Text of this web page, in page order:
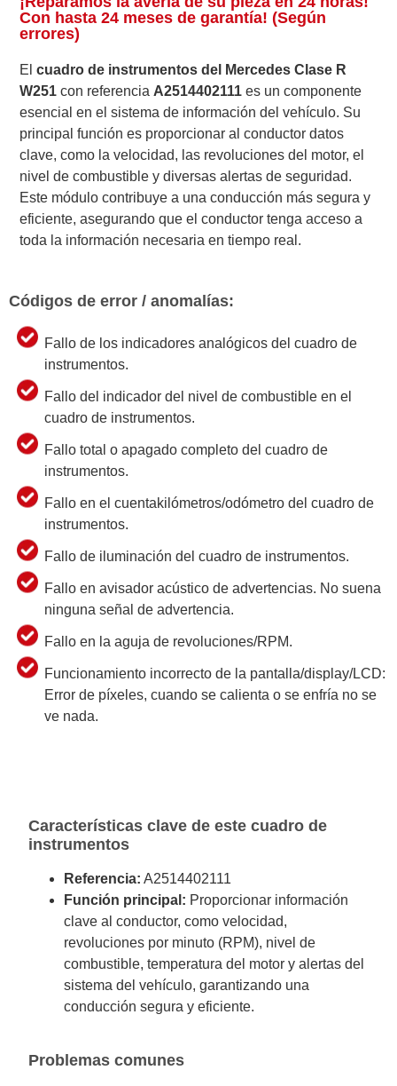
Con hasta 24 meses de garantía! (Según
errores)
Elcuadro de instrumentos del Mercedes Clase R
W251con referencia A2514402111 es un componente
esencial en el sistema de información del vehículo. Su
principal función es proporcionar al conductor datos
clave, como la velocidad, las revoluciones del motor, el
nivel de combustible y diversas alertas de seguridad.
Este módulo contribuye a una conducción más segura y
eficiente, asegurando que el conductor tenga acceso a
toda la información necesaria en tiempo real.
Códigos de error / anomalías:
Fallo de los indicadores analógicos del cuadro de
instrumentos.
Fallo del indicador del nivel de combustible en el
cuadro de instrumentos.
Fallo total o apagado completo del cuadro de
instrumentos.
Fallo en el cuentakilómetros/odómetro del cuadro de
instrumentos.
Fallo de iluminación del cuadro de instrumentos.
Fallo en avisador acústico de advertencias. No suena
ninguna señal de advertencia.
Fallo en la aguja de revoluciones/RPM.
Funcionamiento incorrecto de la pantalla/display/LCD:
Error de píxeles, cuando se calienta o se enfría no se
ve nada.
Características clave de este cuadro de
instrumentos
Referencia: A2514402111
Función principal: Proporcionar información
clave al conductor, como velocidad,
revoluciones por minuto (RPM), nivel de
combustible, temperatura del motor y alertas del
sistema del vehículo, garantizando una
conducción segura y eficiente.
Problemas comunes